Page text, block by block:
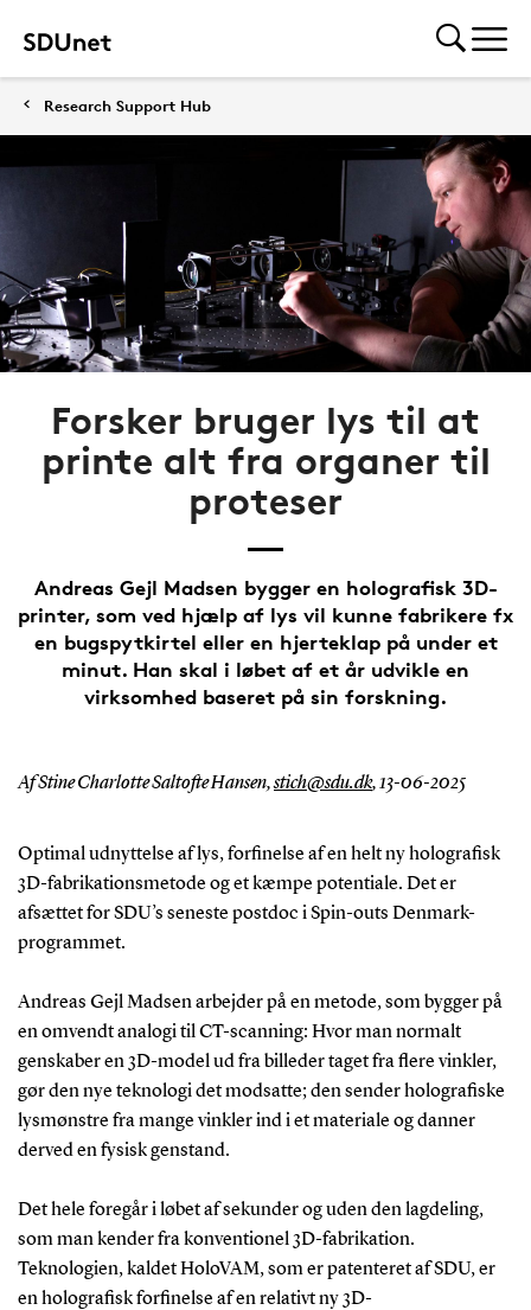
Research Support Hub
Forsker bruger lys til at
printe alt fra organer til
proteser
Andreas Gejl Madsen bygger en holografisk 3D-
printer, som ved hjælp af lys vil kunne fabrikere fx
en bugspytkirtel eller en hjerteklap på under et
minut. Han skal i løbet af et år udvikle en
virksomhed baseret på sin forskning.
Af Stine Charlotte Saltofte Hansen,stich@sdu.dk,13-06-2025
Optimal udnyttelse af lys, forfinelse af en helt ny holografisk
3D-fabrikationsmetode og et kæmpe potentiale. Det er
afsættet for SDU’s seneste postdoc i Spin-outs Denmark-
programmet.
Andreas Gejl Madsen arbejder på en metode, som bygger på
en omvendt analogi til CT-scanning: Hvor man normalt
genskaber en 3D-model ud fra billeder taget fra flere vinkler,
gør den nye teknologi det modsatte; den sender holografiske
lysmønstre fra mange vinkler ind i et materiale og danner
derved en fysisk genstand.
Det hele foregår i løbet af sekunder og uden den lagdeling,
som man kender fra konventionel 3D-fabrikation.
Teknologien, kaldet HoloVAM, som er patenteret af SDU, er
en holografisk forfinelse af en relativt ny 3D-